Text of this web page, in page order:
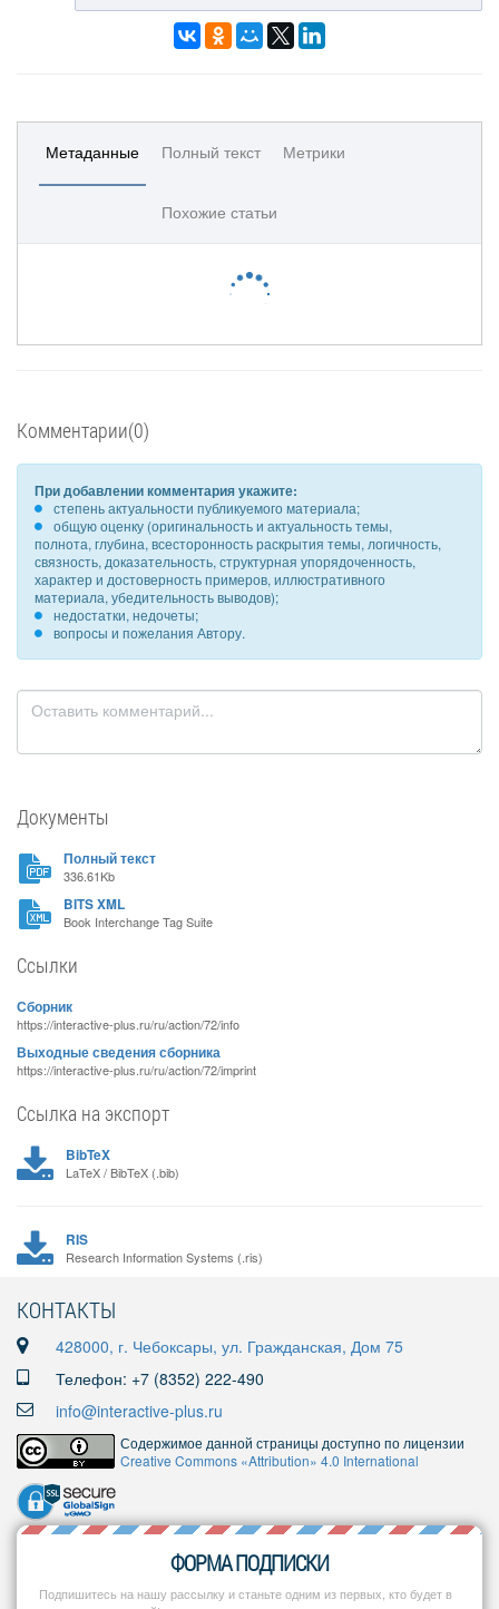
Метаданные Полный текст Метрики
Похожие статьи
Комментарии(0)
При добавлении комментария укажите:
степень актуальности публикуемого материала;
общую оценку (оригинальность и актуальность темы,
полнота, глубина, всесторонность раскрытия темы, логичность,
связность, доказательность, структурная упорядоченность,
характер и достоверность примеров, иллюстративного
материала, убедительность выводов);
недостатки, недочеты;
вопросы и пожелания Автору.
Документы
Полный текст
336.61Kb
BITS XML
Book Interchange Tag Suite
Ссылки
Сборник
https://interactive-plus.ru/ru/action/72/info
Выходные сведения сборника
https://interactive-plus.ru/ru/action/72/imprint
Ссылка на экспорт
BibTeX
LaTeX / BibTeX (.bib)
RIS
Research Information Systems (.ris)
КОНТАКТЫ
428000, г. Чебоксары, ул. Гражданская, Дом 75
Телефон: +7 (8352) 222-490
info@interactive-plus.ru
Содержимое данной страницы доступно по лицензии
Creative Commons «Attribution» 4.0 International
ФОРМА ПОДПИСКИ
Подпишитесь на нашу рассылку и станьте одним из первых, кто будет в